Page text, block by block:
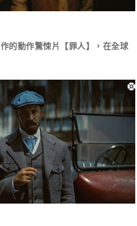
的動作驚悚片【罪人】，在全球